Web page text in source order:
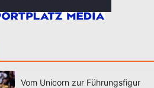
Vom Unicorn zur Führungsfigur